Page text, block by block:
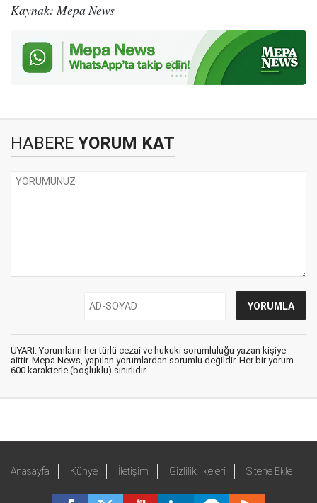
Kaynak: Mepa News
HABERE YORUM KAT
UYARI: Yorumların her türlü cezai ve hukuki sorumluluğu yazan kişiye
aittir. Mepa News, yapılan yorumlardan sorumlu değildir. Her bir yorum
600 karakterle (boşluklu) sınırlıdır.
Anasayfa Künye İletişim Gizlilik İlkeleri Sitene Ekle